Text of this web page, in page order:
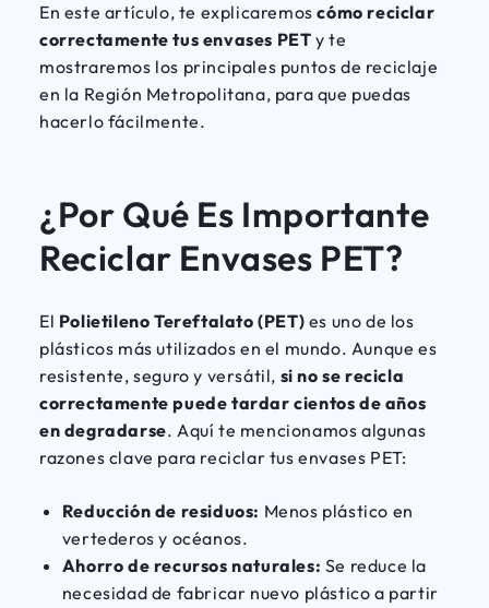
En este artículo, te explicaremoscómo reciclar
correctamente tus envases PET y te
mostraremos los principales puntos de reciclaje
en la Región Metropolitana, para que puedas
hacerlo fácilmente.
¿Por Qué Es Importante
Reciclar Envases PET?
El Polietileno Tereftalato (PET) es uno de los
plásticos más utilizados en el mundo. Aunque es
resistente, seguro y versátil, si no se recicla
correctamente puede tardar cientos de años
en degradarse. Aquí te mencionamos algunas
razones clave para reciclar tus envases PET:
Reducción de residuos: Menos plástico en
vertederos y océanos.
Ahorro de recursos naturales: Se reduce la
necesidad de fabricar nuevo plástico a partir